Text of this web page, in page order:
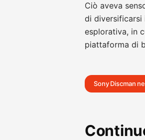
Ciò aveva
di diversificarsi
esplorativa, in
piattaforma di
Sony Discman